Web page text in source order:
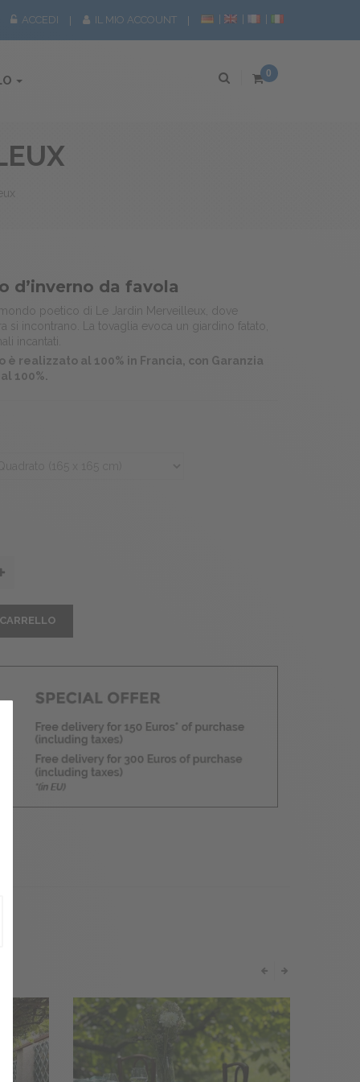
ACCEDI IL MIO ACCOUNT
0
d’inverno da favola
poetico di Le Jardin Merveilleux, dove
si incontrano. La tovaglia evoca un giardino fatato,
incantati.
è realizzato al 100% in Francia, con Garanzia
100%.